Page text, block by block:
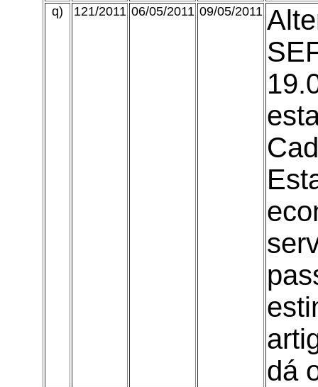
q) 121/2011 06/05/2011 09/05/2011
dá